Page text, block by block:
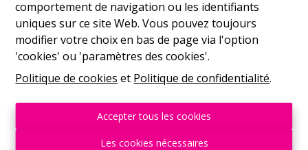
comportement de navigation ou les identifiants
uniques sur ce site Web. Vous pouvez toujours
modifier votre choix en bas de page via l'option
'cookies' ou 'paramètres des cookies'.
Politique de cookies et Politique de confidentialité.
Accepter tous les cookies
Les cookies nécessaires
Ma
9h-12h 14h-17h
Mer
9h-12h 14h-17h
Je
9h-12h 14h-17h
Ve
9h-12h
Sam
10h-13h